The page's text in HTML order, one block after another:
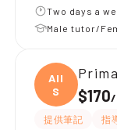
Two days a
Male tutor/
All
S
$170/
提供筆記 指